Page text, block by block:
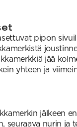
pipon
jää
yhteen ja
jälkeen
seuraava nurin ja